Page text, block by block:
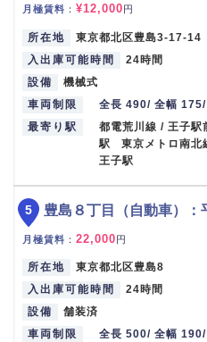
月極賃料 ： ¥12,000 円
所在地
東京都北区豊島3-17-14
入出庫可能時間
24時間
設備
機械式
車両制限
全長 490/ 全幅
最寄り駅
都電荒川線 / 王子
駅 東京メトロ南北
王子駅
豊島８丁目（自動車）：
月極賃料 ： 22,000円
所在地
東京都北区豊島8
入出庫可能時間
24時間
設備
舗装済
車両制限
全長 500/ 全幅
5